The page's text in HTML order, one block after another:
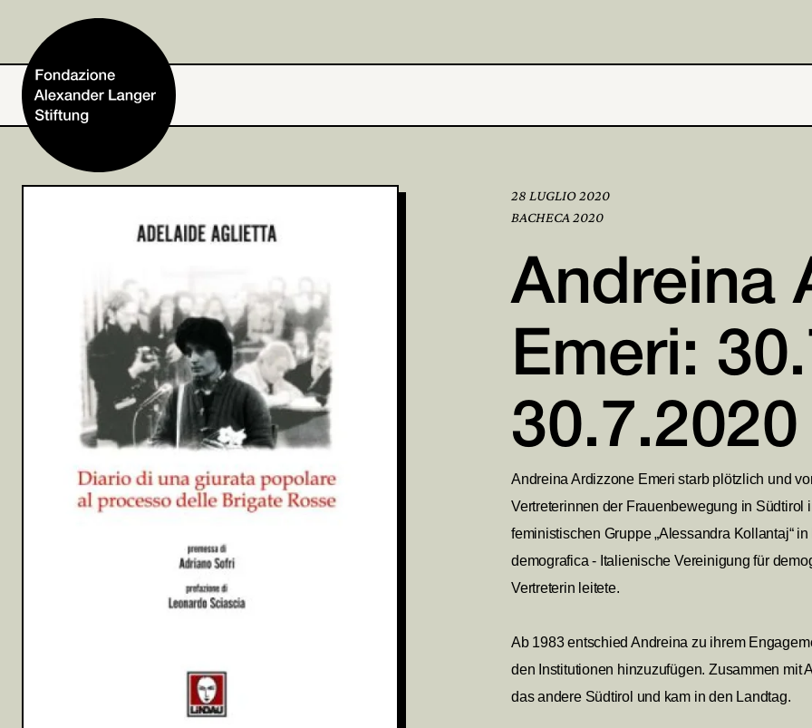
Attività e progetti
Alexander Langer
28 LUGLIO 2020
BACHECA 2020
Andreina
Emeri:
Andreina Ardizzone Emeri starb plötzlich und
Vertreterinnen der Frauenbewegung in
feministischen Gruppe „Alessandra Kollantaj“
demografica - Italienische Vereinigung für
Vertreterin leitete.
Ab 1983 entschied Andreina zu ihrem
den Institutionen hinzuzufügen. Zusammen mit
das andere Südtirol und kam in den Landtag.